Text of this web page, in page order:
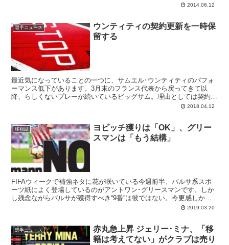
2014.06.12
選手ニュース
ウンティティの契約更新を一時保
留する
最近気になっていることの一つに、サムエル･ウンティティのパフォ
ーマンス低下があります。3月末のフランス代表から戻ってきて以
降、らしくないプレーが続いているビッグサム。理由としては契約更
新についての騒ぎが考えられ、クラブは交渉を一時停止する考えのよ
2018.04.12
移籍話
ヨビッチ獲りは「OK」、グリー
スマンは「もう結構」
FIFAウィークで補強ネタに花が咲いている今週前半、バルサ系スポ
ーツ紙によく登場しているのがアントワン･グリースマンです。しか
し残念ながらバルサが獲得すべき“9番”は彼ではない。今更感しかな
2019.03.20
選手ニュース
赤丸急上昇 ジェリー･ミナ、「移
籍は考えてない」がクラブは売り